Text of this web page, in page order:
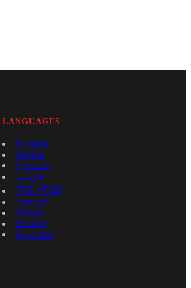
LANGUAGES
Română
English
Русский
فارسی
中文 (中国)
Français
Türkçe
Español
Esperanto